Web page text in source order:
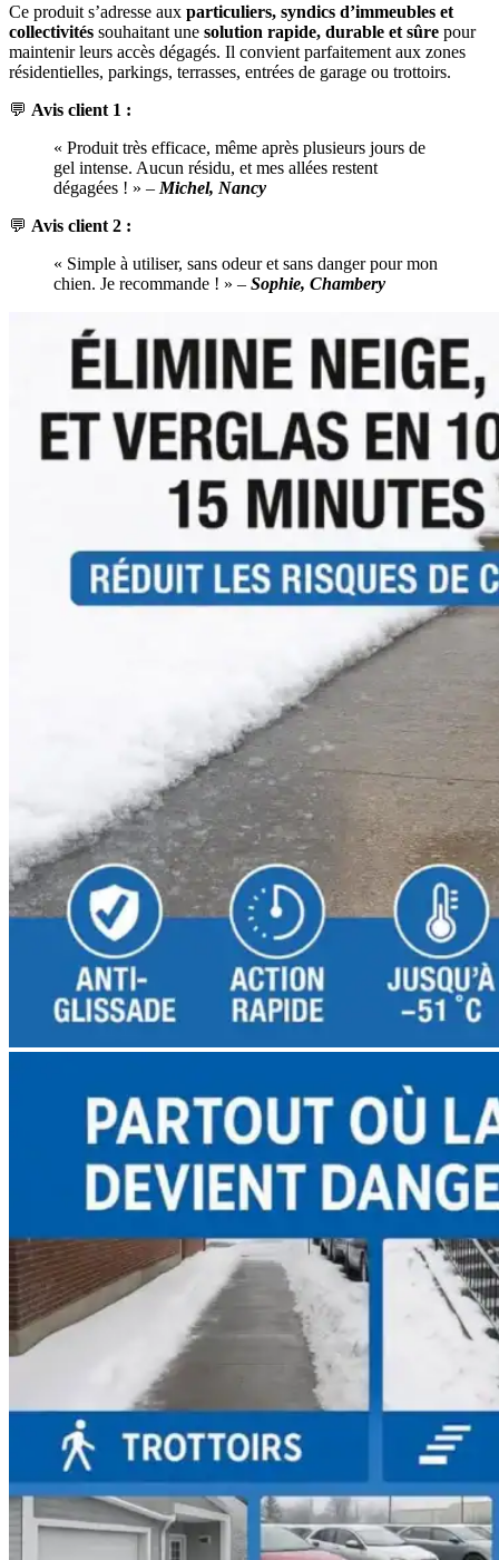
Ce produit s’adresse aux particuliers, syndics d’immeubles et
collectivités souhaitant une solution rapide, durable et sûre pour
maintenir leurs accès dégagés. Il convient parfaitement aux zones
résidentielles, parkings, terrasses, entrées de garage ou trottoirs.
💬 Avis client 1 :
« Produit très efficace, même après plusieurs jours de
gel intense. Aucun résidu, et mes allées restent
dégagées ! » – Michel, Nancy
💬 Avis client 2 :
« Simple à utiliser, sans odeur et sans danger pour mon
chien. Je recommande ! » – Sophie, Chambery